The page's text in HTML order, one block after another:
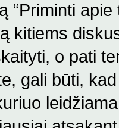
“Priminti
kitiems
o pati
gali būti,